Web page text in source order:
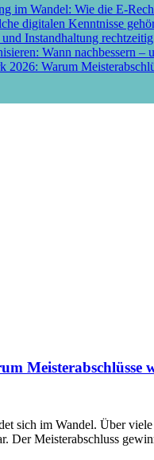
im Wandel: Wie die E-
digitalen Kenntnisse
Instandhaltung
Wann nachbessern –
2026: Warum
Meisterabschlüsse
sich im Wandel. Über
Der Meisterabschluss